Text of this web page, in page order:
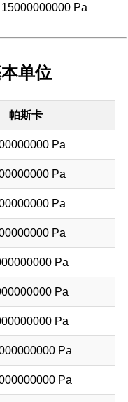
Pa
单位
帕斯卡
Pa
Pa
Pa
Pa
Pa
Pa
Pa
Pa
Pa